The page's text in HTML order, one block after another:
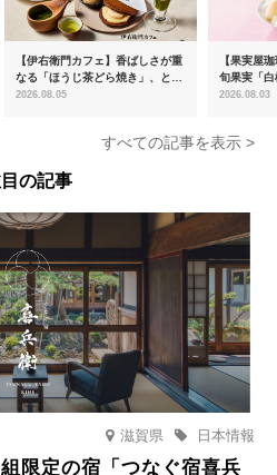
【伊右衛門カフェ】香ばしさが重
なる「ほうじ茶どら焼き」、とろ
ける「宇治抹茶ティラミス」が新
2026.08.05
【果実屋
旬果実「
限定販売
2026.08.03
すべての記事を表示 >
の記事
滋賀県 日本情報
限定の宿「つなぐ宿喜兵